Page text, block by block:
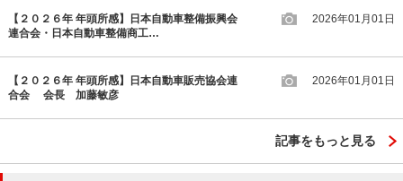
【２０２６年 年頭所感】日本自動車整備振興会
連合会・日本自動車整備商工…
2026年01月01日
【２０２６年 年頭所感】日本自動車販売協会連
合会 会長 加藤敏彦
2026年01月01日
記事をもっと見る